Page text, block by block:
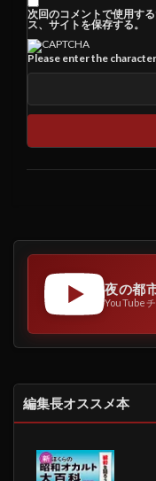
次回のコメントで使用す
ス、サイトを保存する。
Please enter the
夜の都
YouTube
編集長オススメ本